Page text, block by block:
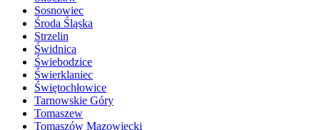
Sosnowiec
Środa Śląska
Strzelin
Świdnica
Świebodzice
Świerklaniec
Świętochłowice
Tarnowskie Góry
Tomaszew
Tomaszów Mazowiecki